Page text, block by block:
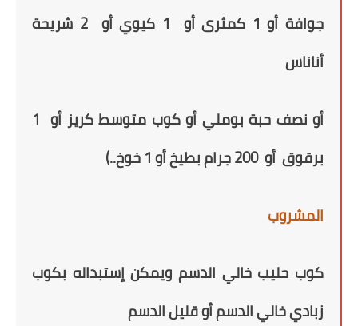
جوافة أو1 كمثرى أو أو
2 شريحة
أناناس
أو نصف حبة بوملي أوكوب متوسط كريز أو 1
برقوق أو 200 جرام بطيخ أو1 خوخ..)
المشروب
كوب حليب خالي الدسم ويمكن إستبداله بكوب
زبادي خالي الدسم أو قليل الدسم